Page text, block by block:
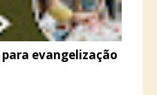
evangelização